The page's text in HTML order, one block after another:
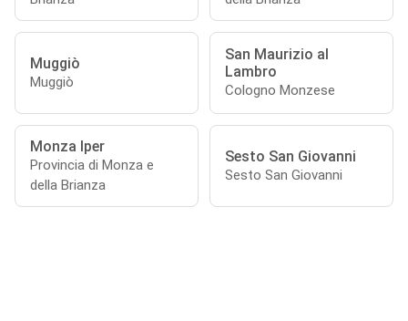
Muggiò
Muggiò
San Maurizio al
Lambro
Cologno Monzese
Monza Iper
Provincia di Monza e
della Brianza
Sesto San Giovanni
Sesto San Giovanni